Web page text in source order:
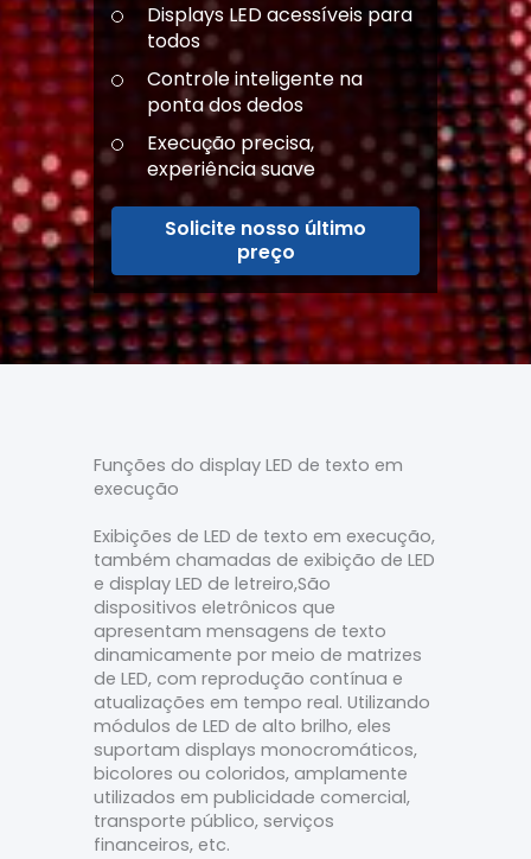
Displays LED acessíveis para
todos
Controle inteligente na
ponta dos dedos
Execução precisa,
experiência suave
Solicite nosso último
preço
Funções do display LED de texto em
execução
Exibições de LED de texto em execução,
também chamadas de exibição de LED
e display LED de letreiro,São
dispositivos eletrônicos que
apresentam mensagens de texto
dinamicamente por meio de matrizes
de LED, com reprodução contínua e
atualizações em tempo real. Utilizando
módulos de LED de alto brilho, eles
suportam displays monocromáticos,
bicolores ou coloridos, amplamente
utilizados em publicidade comercial,
transporte público, serviços
financeiros, etc.